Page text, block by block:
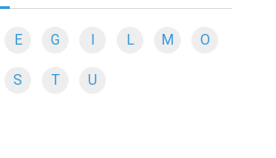
E G L M O
S T U